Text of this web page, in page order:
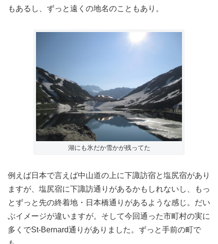
もあるし、ずっと遠くの地名のこともあり。
湖にも氷だか雪かが残ってた
例えば日本で言えば中山道の上に下諏訪宿と塩尻宿があり
ますが、塩尻宿に下諏訪通りがあるかもしれないし、もっ
とずっと先の終着地・日本橋通りがあるような感じ。だい
ぶイメージが違いますが。そして今回通った市町村の実に
多くでSt-Bernard通りがありました。ずっと手前の町で